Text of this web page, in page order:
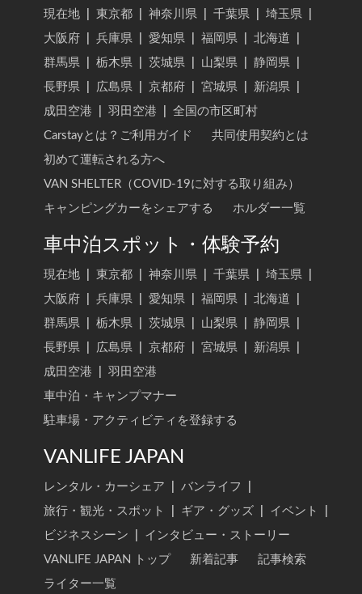
現在地 東京都 神奈川県 千葉県 埼玉県
大阪府
兵庫県 愛知県 福岡県 北海道
群馬県
栃木県 茨城県 山梨県 静岡県
長野県
広島県 京都府 宮城県 新潟県
成田空港
羽田空港
全国の市区町村
Carstayとは？ご利用ガイド
共同使用契約とは
初めて運転される方へ
VAN SHELTER（COVID-19に対する取り組み）
キャンピングカーをシェアする
ホルダー一覧
車中泊スポット・体験予約
現在地 東京都 神奈川県 千葉県 埼玉県
大阪府
兵庫県 愛知県 福岡県 北海道
群馬県
栃木県 茨城県 山梨県 静岡県
長野県
広島県 京都府 宮城県 新潟県
成田空港
羽田空港
車中泊・キャンプマナー
駐車場・アクティビティを登録する
VANLIFE JAPAN
レンタル・カーシェア バンライフ
旅行・観光・スポット
ギア・グッズ イベント
ビジネスシーン
インタビュー・ストーリー
VANLIFE JAPAN トップ
新着記事
記事検索
ライター一覧